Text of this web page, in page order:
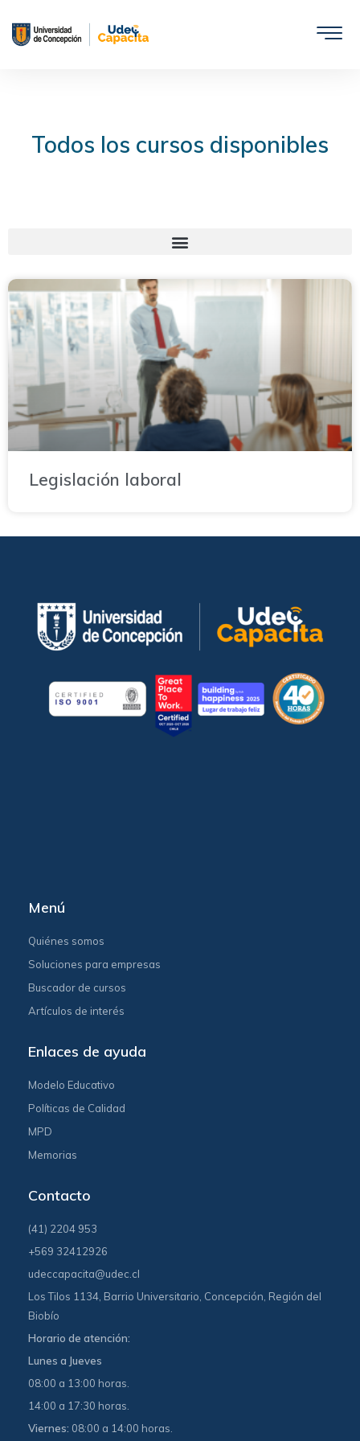
Saltar
Todos los cursos disponibles
Legislación laboral
Menú
Quiénes somos
Soluciones para empresas
Buscador de cursos
Artículos de interés
Enlaces de ayuda
Modelo Educativo
Políticas de Calidad
MPD
Memorias
Contacto
(41) 2204 953
+569 32412926
udeccapacita@udec.cl
Los Tilos 1134, Barrio Universitario, Concepción, Región del
Biobío
Horario de atención:
Lunes a Jueves
08:00 a 13:00 horas.
14:00 a 17:30 horas.
Viernes: 08:00 a 14:00 horas.